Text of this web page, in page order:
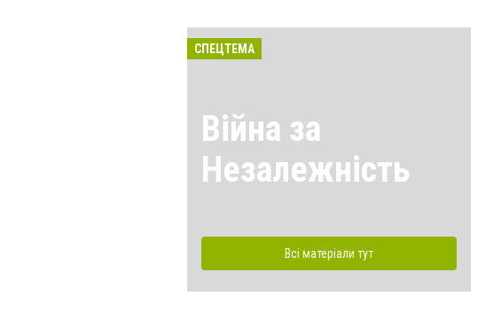
СПЕЦТЕМА
Війна за
Незалежність
Всі матеріали тут